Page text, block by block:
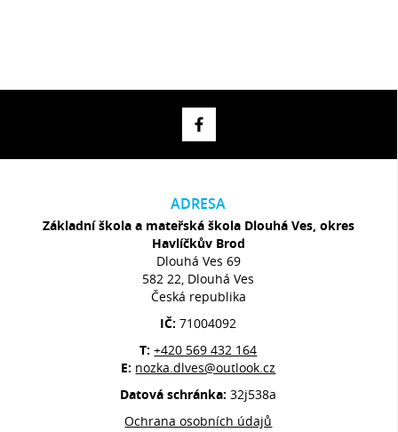
ADRESA
Základní škola a mateřská škola Dlouhá Ves, okres
Havlíčkův Brod
Dlouhá Ves 69
582 22, Dlouhá Ves
Česká republika
IČ:71004092
T:+420 569 432 164
E: nozka.dlves@outlook.cz
Datová schránka:32j538a
Ochrana osobních údajů